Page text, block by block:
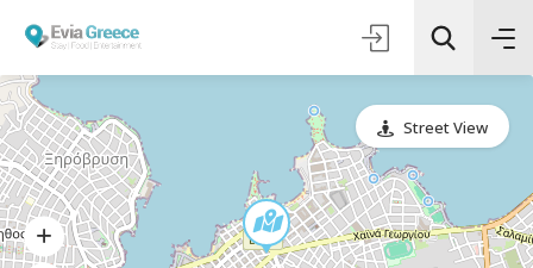
Τοποθεσία
Street View